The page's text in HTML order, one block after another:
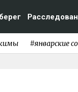
#январские